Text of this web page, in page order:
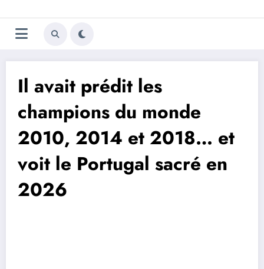
au
contenu
Trivela
L'actualité du football
Il avait prédit les
champions du monde
2010, 2014 et 2018… et
voit le Portugal sacré en
2026